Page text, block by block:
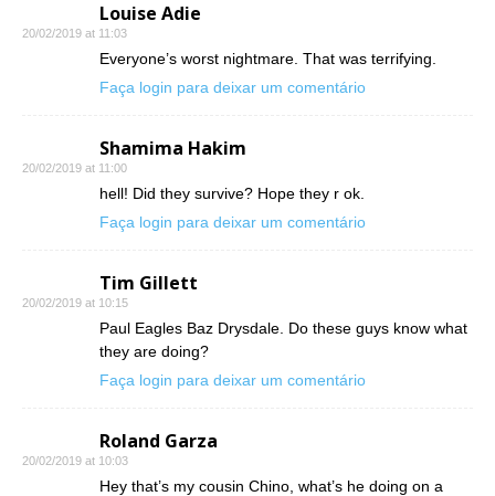
Louise Adie
20/02/2019 at 11:03
Everyone’s worst nightmare. That was terrifying.
Faça login para deixar um comentário
Shamima Hakim
20/02/2019 at 11:00
hell! Did they survive? Hope they r ok.
Faça login para deixar um comentário
Tim Gillett
20/02/2019 at 10:15
Paul Eagles Baz Drysdale. Do these guys know what
they are doing?
Faça login para deixar um comentário
Roland Garza
20/02/2019 at 10:03
Hey that’s my cousin Chino, what’s he doing on a